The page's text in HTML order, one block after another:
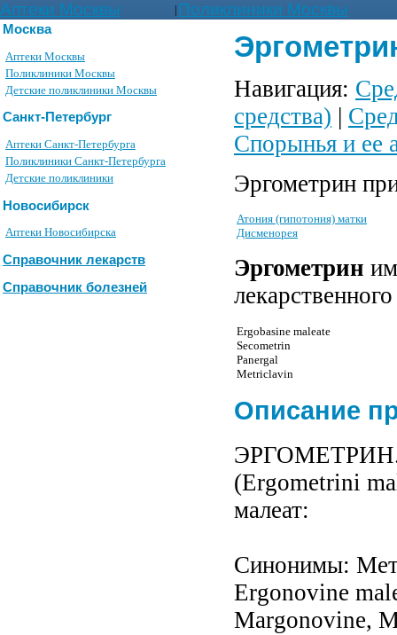
Аптеки Москвы | Поликлиники Москвы
Москва
Аптеки Москвы
Поликлиники Москвы
Детские поликлиники Москвы
Санкт-Петербург
Аптеки Санкт-Петербурга
Поликлиники Санкт-Петербурга
Детские поликлиники
Новосибирск
Аптеки Новосибирска
Справочник лекарств
Справочник болезней
Навигация:
средства) |
Спорынья и ее
Эргометрин
Атония (гипотония) матки
Дисменорея
Эргометрин
Ergobasine maleate
Secometrin
Panergal
Metriclavin
Описание
ЭРГОМЕТРИН.
(Ergometrini
малеат:
Синонимы:
Ergonovine
Margonovine,